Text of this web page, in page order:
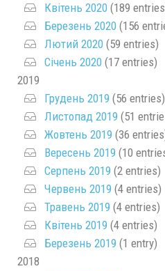
Квітень 2020 (189
Березень 2020 (156
Лютий 2020 (59 entries)
Січень 2020 (17 entries)
2019
Грудень 2019 (56 entries)
Листопад 2019 (51
Жовтень 2019 (36
Вересень 2019 (10
Серпень 2019 (2 entries)
Червень 2019 (4 entries)
Травень 2019 (4 entries)
Квітень 2019 (4 entries)
Березень 2019 (1 entry)
2018